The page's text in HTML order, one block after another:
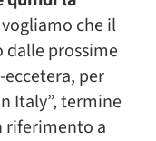
che il
dalle prossime
per
Italy”, termine
riferimento a